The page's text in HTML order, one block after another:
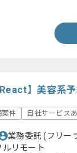
React】美容系
案件 自社サービス
業務委託(フリー
リモート